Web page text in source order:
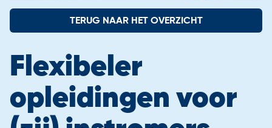
TERUG NAAR HET OVERZICHT
Flexibeler
opleidingen voor